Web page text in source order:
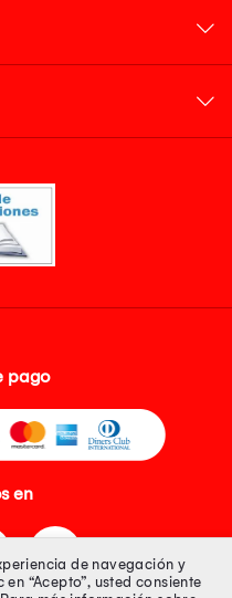
pago
en
de navegación y
“Acepto”, usted consiente